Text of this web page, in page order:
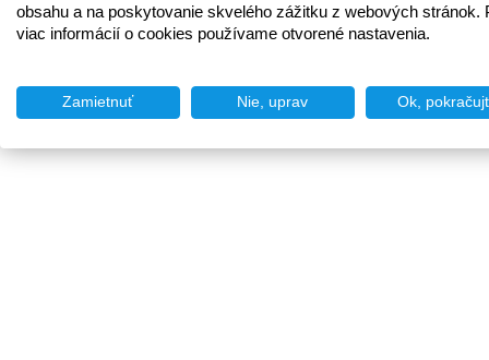
obsahu a na poskytovanie skvelého zážitku z webových stránok.
viac informácií o cookies používame otvorené nastavenia.
Zamietnuť Nie, uprav Ok,